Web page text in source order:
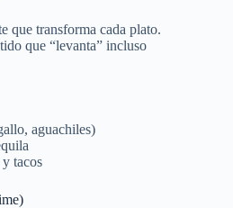
que transforma cada plato.
que “levanta” incluso
aguachiles)
tacos